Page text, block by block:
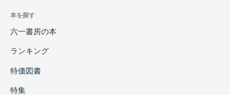
本を探す
六一書房の本
ランキング
特価図書
特集